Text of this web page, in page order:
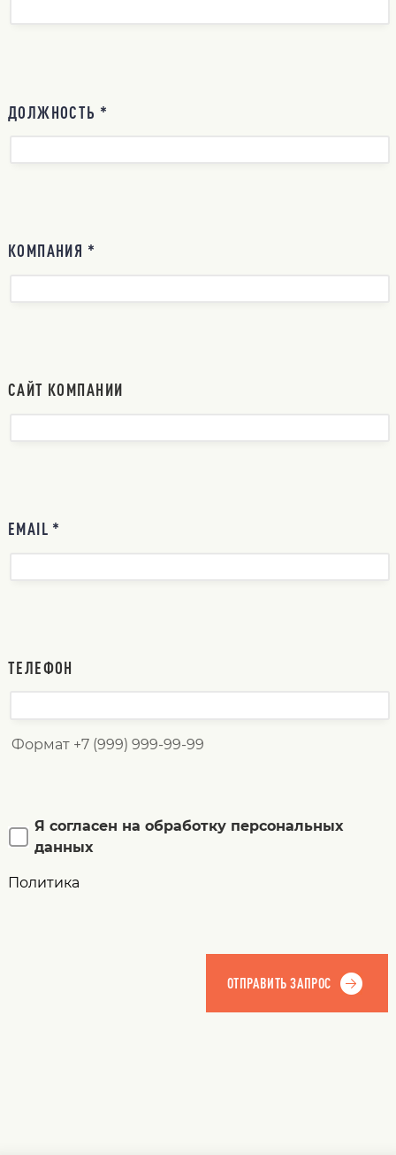
ДОЛЖНОСТЬ *
КОМПАНИЯ *
САЙТ КОМПАНИИ
EMAIL *
ТЕЛЕФОН
Формат +7 (999) 999-99-99
Я согласен на обработку персональных
данных
Политика